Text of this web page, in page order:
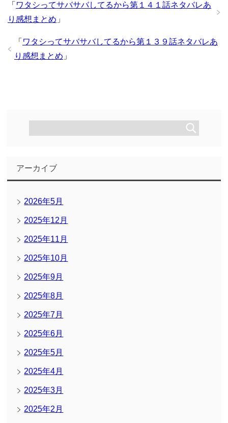
「 ワタシってサバサバしてるから第１４１話ネタバレあ
り感想まとめ 」
「 ワタシってサバサバしてるから第１３９話ネタバレあ
り感想まとめ 」
アーカイブ
2026年5月
2025年12月
2025年11月
2025年10月
2025年9月
2025年8月
2025年7月
2025年6月
2025年5月
2025年4月
2025年3月
2025年2月